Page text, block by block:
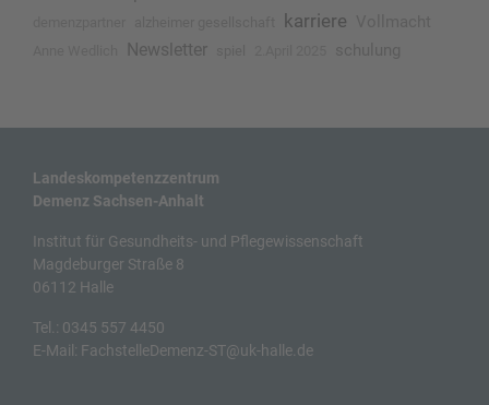
karriere
Newsletter
Landeskompetenzzentrum
Demenz Sachsen-Anhalt
Institut für Gesundheits- und Pflegewissenschaft
Magdeburger Straße 8
06112 Halle
Tel.: 0345 557 4450
E-Mail: FachstelleDemenz-ST@uk-halle.de